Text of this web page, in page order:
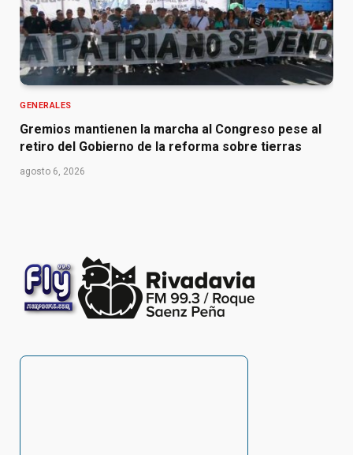
GENERALES
Gremios mantienen la marcha al Congreso pese al
retiro del Gobierno de la reforma sobre tierras
agosto 6, 2026